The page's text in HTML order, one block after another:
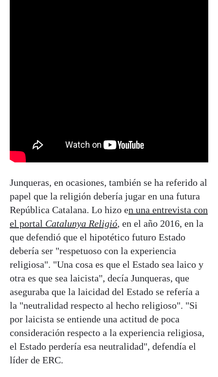
Junqueras, en ocasiones, también se ha referido al
papel que la religión debería jugar en una futura
República Catalana. Lo hizo en una entrevista con
el portal Catalunya Religió, en el año 2016, en la
que defendió que el hipotético futuro Estado
debería ser "respetuoso con la experiencia
religiosa". "Una cosa es que el Estado sea laico y
otra es que sea laicista", decía Junqueras, que
aseguraba que la laicidad del Estado se refería a
la "neutralidad respecto al hecho religioso". "Si
por laicista se entiende una actitud de poca
consideración respecto a la experiencia religiosa,
el Estado perdería esa neutralidad", defendía el
líder de ERC.